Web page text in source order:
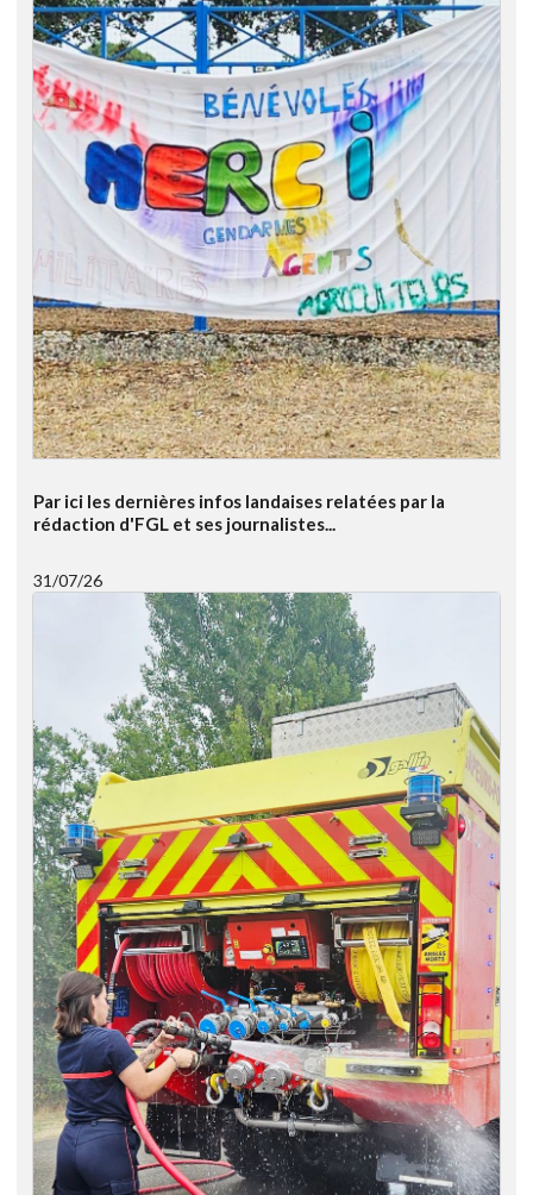
Par ici les dernières infos landaises relatées par la
rédaction d'FGL et ses journalistes...
31/07/26